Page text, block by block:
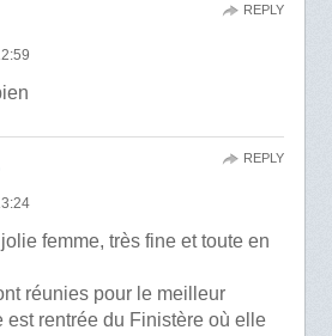
REPLY
femme, très fine et toute en
réunies pour le meilleur
rentrée du Finistère où elle
REPLY